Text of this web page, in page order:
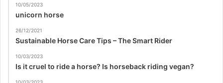
10/05/2023
unicorn horse
26/12/2021
Sustainable Horse Care Tips – The Smart Rider
10/03/2023
Is it cruel to ride a horse? Is horseback riding vegan?